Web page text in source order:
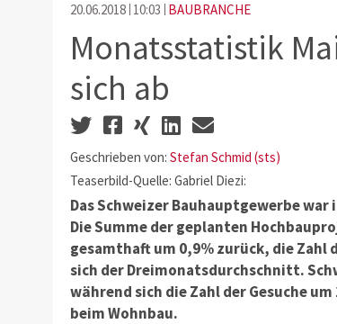
20.06.2018 10:03 BAUBRANCHE
Monatsstatistik
sich ab
Geschrieben von: Stefan Schmid (sts)
Teaserbild-Quelle: Gabriel Diezi:
Das Schweizer Bauhauptgewerbe
Die Summe der geplanten
gesamthaft um 0,9% zurück, die Zahl
sich der Dreimonatsdurchschnitt.
während sich die Zahl der Gesuche
beim Wohnbau.